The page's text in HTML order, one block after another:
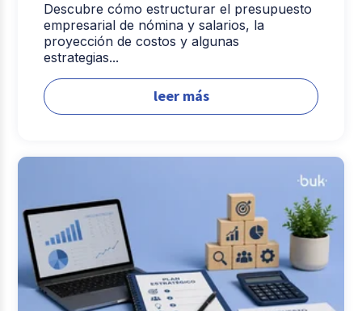
Descubre cómo estructurar el presupuesto
empresarial de nómina y salarios, la
proyección de costos y algunas
estrategias...
leer más